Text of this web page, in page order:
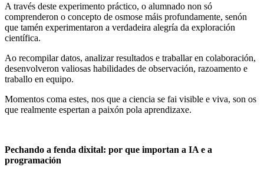
A través deste experimento práctico, o alumnado non só
comprenderon o concepto de osmose máis profundamente, senón
que tamén experimentaron a verdadeira alegría da exploración
científica.
Ao recompilar datos, analizar resultados e traballar en colaboración,
desenvolveron valiosas habilidades de observación, razoamento e
traballo en equipo.
Momentos coma estes, nos que a ciencia se fai visible e viva, son os
que realmente espertan a paixón pola aprendizaxe.
Pechando a fenda dixital: por que importan a IA e a
programación